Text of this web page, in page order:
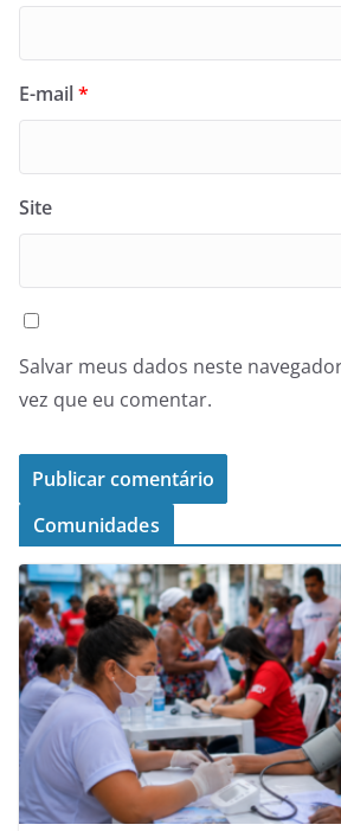
E-mail*
Site
Salvar meus dados neste
vez que eu comentar.
Comunidades